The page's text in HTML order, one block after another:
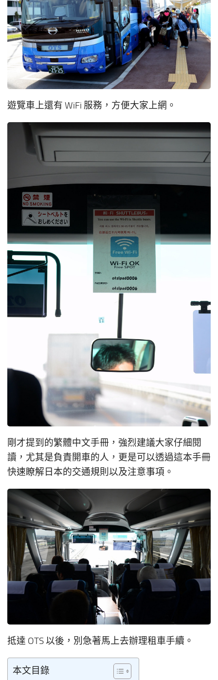
遊覽車上還有 WiFi 服務，方便大家上網。
剛才提到的繁體中文手冊，強烈建議大家仔細閱
讀，尤其是負責開車的人，更是可以透過這本手冊
快速瞭解日本的交通規則以及注意事項。
抵達 OTS 以後，別急著馬上去辦理租車手續。
本文目錄